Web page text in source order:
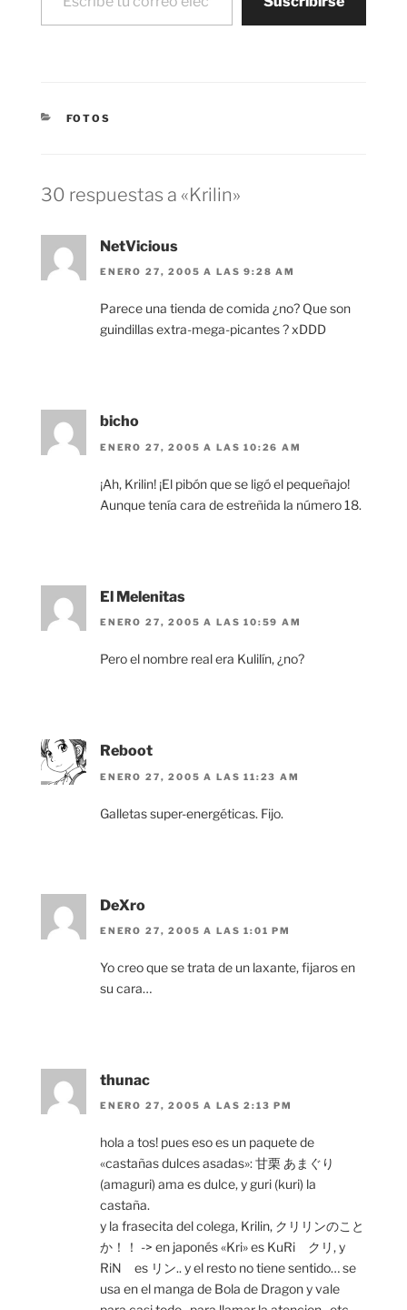
CATEGORÍAS
FOTOS
30 respuestas a «Krilin»
NetVicious
ENERO 27, 2005 A LAS 9:28 AM
Parece una tienda de comida ¿no? Que son
guindillas extra-mega-picantes ? xDDD
bicho
ENERO 27, 2005 A LAS 10:26 AM
¡Ah, Krilin! ¡El pibón que se ligó el pequeñajo!
Aunque tenía cara de estreñida la número 18.
El Melenitas
ENERO 27, 2005 A LAS 10:59 AM
Pero el nombre real era Kulilín, ¿no?
Reboot
ENERO 27, 2005 A LAS 11:23 AM
Galletas super-energéticas. Fijo.
DeXro
ENERO 27, 2005 A LAS 1:01 PM
Yo creo que se trata de un laxante, fijaros en
su cara…
thunac
ENERO 27, 2005 A LAS 2:13 PM
hola a tos! pues eso es un paquete de
«castañas dulces asadas»: 甘栗 あまぐり
(amaguri) ama es dulce, y guri (kuri) la
castaña.
y la frasecita del colega, Krilin, クリリンのこと
か！！ -> en japonés «Kri» es KuRi クリ, y
RiN es リン.. y el resto no tiene sentido… se
usa en el manga de Bola de Dragon y vale